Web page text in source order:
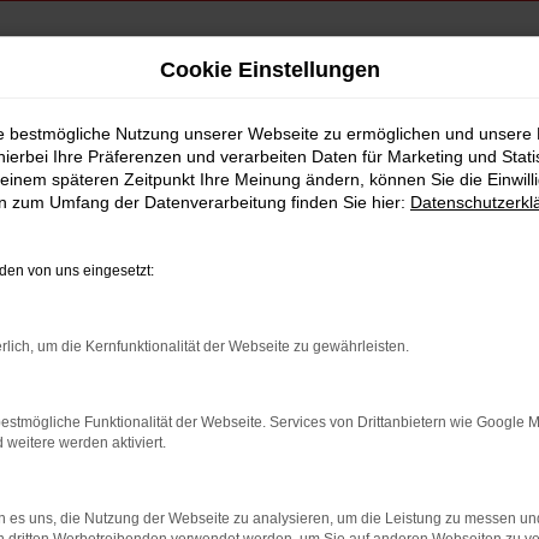
kaufen,
Rosenheim: der Hyundai
Qualität mit dem Gütesiegel eines Top-Herstellers.
Rosenheim sicher und zuverlässig unterwegs sind. Wir
Auto ohne böse Überraschungen. Dafür bürgen unsere
fachkundig beseitigen. Wenden Sie sich an
und lackierten Hyundai Gebrauchtwagen.
Cookie Einstellungen
bestmögliche Nutzung unserer Webseite zu ermöglichen und unsere
Ihre Präferenzen und verarbeiten Daten für Marketing und
späteren Zeitpunkt Ihre Meinung ändern, können Sie die
zum Umfang der Datenverarbeitung finden Sie hier:
von uns eingesetzt:
um die Kernfunktionalität der Webseite zu gewährleisten.
Funktionalität der Webseite. Services von Drittanbietern wie Google
weitere werden aktiviert.
es uns, die Nutzung der Webseite zu analysieren, um die Leistung zu messen